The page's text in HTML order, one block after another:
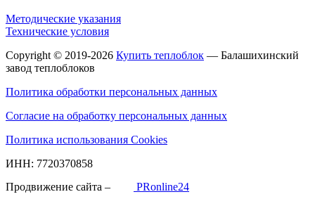
Методические указания
Технические условия
Copyright © 2019-2026 Купить теплоблок — Балашихинский
завод теплоблоков
Политика обработки персональных данных
Согласие на обработку персональных данных
Политика использования Cookies
ИНН: 7720370858
Продвижение сайта –
PRonline24